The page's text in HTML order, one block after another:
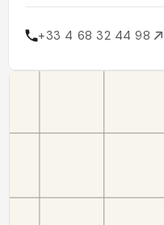
+33 4 68 32 44 98